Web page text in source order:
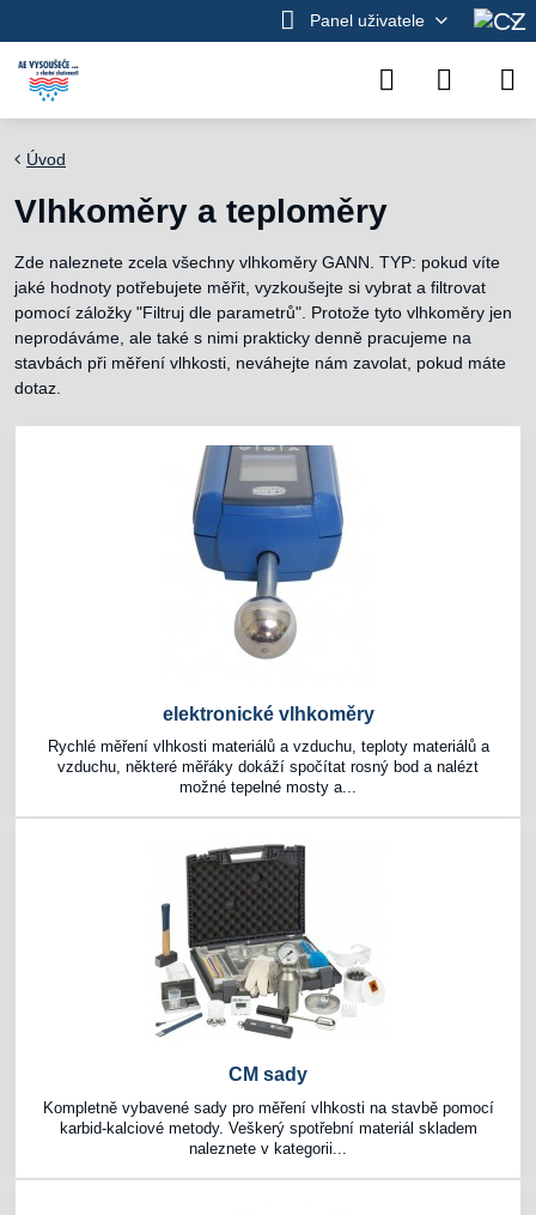
Panel uživatele
Úvod
Vlhkoměry a teploměry
Zde naleznete zcela všechny vlhkoměry GANN. TYP: pokud víte
jaké hodnoty potřebujete měřit, vyzkoušejte si vybrat a filtrovat
pomocí záložky "Filtruj dle parametrů". Protože tyto vlhkoměry jen
neprodáváme, ale také s nimi prakticky denně pracujeme na
stavbách při měření vlhkosti, neváhejte nám zavolat, pokud máte
dotaz.
elektronické vlhkoměry
Rychlé měření vlhkosti materiálů a vzduchu, teploty materiálů a
vzduchu, některé měřáky dokáží spočítat rosný bod a nalézt
možné tepelné mosty a...
CM sady
Kompletně vybavené sady pro měření vlhkosti na stavbě pomocí
karbid-kalciové metody. Veškerý spotřební materiál skladem
naleznete v kategorii...